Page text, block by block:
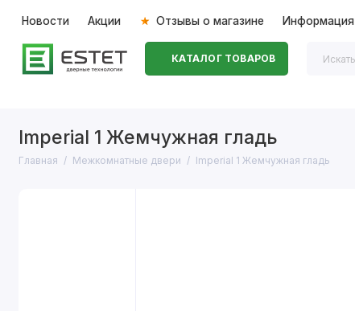
Новости Акции Отзывы о магазине Информация
КАТАЛОГ ТОВАРОВ
Imperial 1 Жемчужная гладь
Главная Межкомнатные двери Imperial 1 Жемчужная гладь